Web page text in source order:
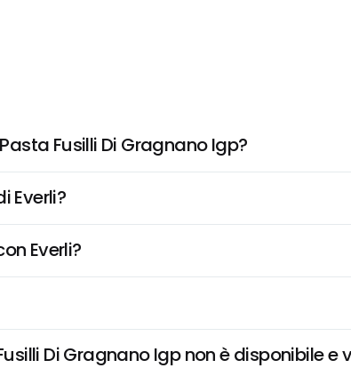
Fusilli Di Gragnano Igp?
Everli?
Everli?
Di Gragnano Igp non è disponibile